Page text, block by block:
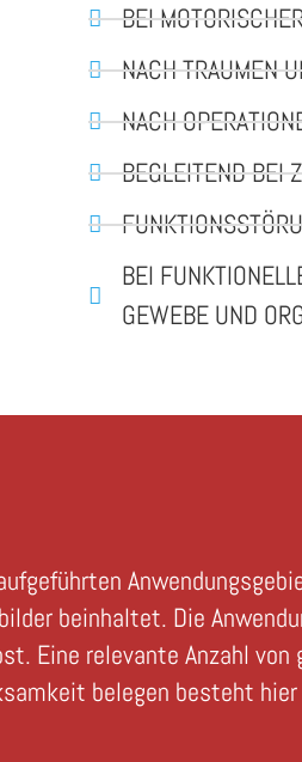
BEI
NACH TRAUMEN
NACH
BEGLEITEND BEI
BEI
GEWEBE UND
beinhaltet. Die
Eine relevante Anzahl
belegen besteht